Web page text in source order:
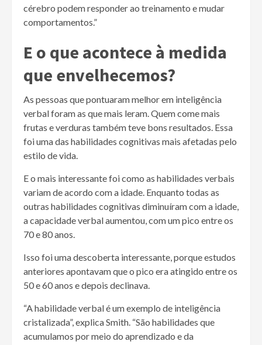
cérebro podem responder ao treinamento e mudar
comportamentos.”
E o que acontece à medida
que envelhecemos?
As pessoas que pontuaram melhor em inteligência
verbal foram as que mais leram. Quem come mais
frutas e verduras também teve bons resultados. Essa
foi uma das habilidades cognitivas mais afetadas pelo
estilo de vida.
E o mais interessante foi como as habilidades verbais
variam de acordo com a idade. Enquanto todas as
outras habilidades cognitivas diminuíram com a idade,
a capacidade verbal aumentou, com um pico entre os
70 e 80 anos.
Isso foi uma descoberta interessante, porque estudos
anteriores apontavam que o pico era atingido entre os
50 e 60 anos e depois declinava.
“A habilidade verbal é um exemplo de inteligência
cristalizada”, explica Smith. “São habilidades que
acumulamos por meio do aprendizado e da